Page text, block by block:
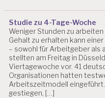
Studie zu 4-Tage-Woche
Weniger Stunden zu
Gehalt zu erhalten kann
– sowohl für Arbeitgeber als
stellten am Freitag in
Viertagewoche vor. 41
Organisationen hatten
Arbeitszeitmodell
gestiegen, […]